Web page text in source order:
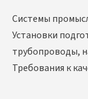
Системы
Установки
трубопроводы,
Требования к